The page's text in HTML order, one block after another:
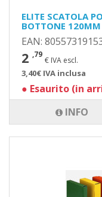
ELITE SCATOLA
BOTTONE 120MM
EAN:
2 ,79
€ IVA escl.
3,40€ IVA inclusa
● Esaurito (in
INFO